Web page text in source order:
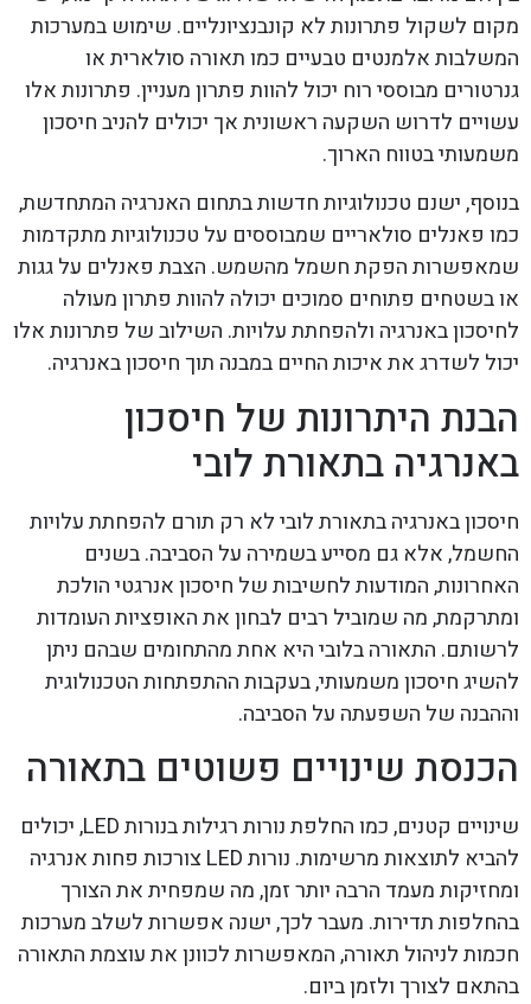
מקום לשקול פתרונות לא קונבנציונליים. שימוש במערכות
המשלבות אלמנטים טבעיים כמו תאורה סולארית או
גנרטורים מבוססי רוח יכול להוות פתרון מעניין. פתרונות אלו
עשויים לדרוש השקעה ראשונית אך יכולים להניב חיסכון
משמעותי בטווח הארוך.
בנוסף, ישנם טכנולוגיות חדשות בתחום האנרגיה המתחדשת,
כמו פאנלים סולאריים שמבוססים על טכנולוגיות מתקדמות
שמאפשרות הפקת חשמל מהשמש. הצבת פאנלים על גגות
או בשטחים פתוחים סמוכים יכולה להוות פתרון מעולה
לחיסכון באנרגיה ולהפחתת עלויות. השילוב של פתרונות אלו
יכול לשדרג את איכות החיים במבנה תוך חיסכון באנרגיה.
הבנת היתרונות של חיסכון
באנרגיה בתאורת לובי
חיסכון באנרגיה בתאורת לובי לא רק תורם להפחתת עלויות
החשמל, אלא גם מסייע בשמירה על הסביבה. בשנים
האחרונות, המודעות לחשיבות של חיסכון אנרגטי הולכת
ומתרקמת, מה שמוביל רבים לבחון את האופציות העומדות
לרשותם. התאורה בלובי היא אחת מהתחומים שבהם ניתן
להשיג חיסכון משמעותי, בעקבות ההתפתחות הטכנולוגית
וההבנה של השפעתה על הסביבה.
הכנסת שינויים פשוטים בתאורה
שינויים קטנים, כמו החלפת נורות רגילות בנורות LED, יכולים
להביא לתוצאות מרשימות. נורות LED צורכות פחות אנרגיה
ומחזיקות מעמד הרבה יותר זמן, מה שמפחית את הצורך
בהחלפות תדירות. מעבר לכך, ישנה אפשרות לשלב מערכות
חכמות לניהול תאורה, המאפשרות לכוונן את עוצמת התאורה
בהתאם לצורך ולזמן ביום.